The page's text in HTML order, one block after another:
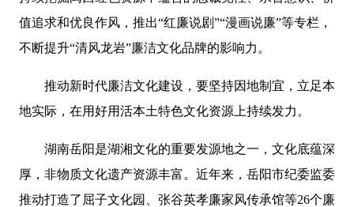
值追求和优良作风，推出“红廉说剧”“漫画说廉”等专栏，
不断提升“清风龙岩”廉洁文化品牌的影响力。
推动新时代廉洁文化建设，要坚持因地制宜，立足本
地实际，在用好用活本土特色文化资源上持续发力。
湖南岳阳是湖湘文化的重要发源地之一，文化底蕴深
厚，非物质文化遗产资源丰富。近年来，岳阳市纪委监委
推动打造了屈子文化园、张谷英孝廉家风传承馆等26个廉